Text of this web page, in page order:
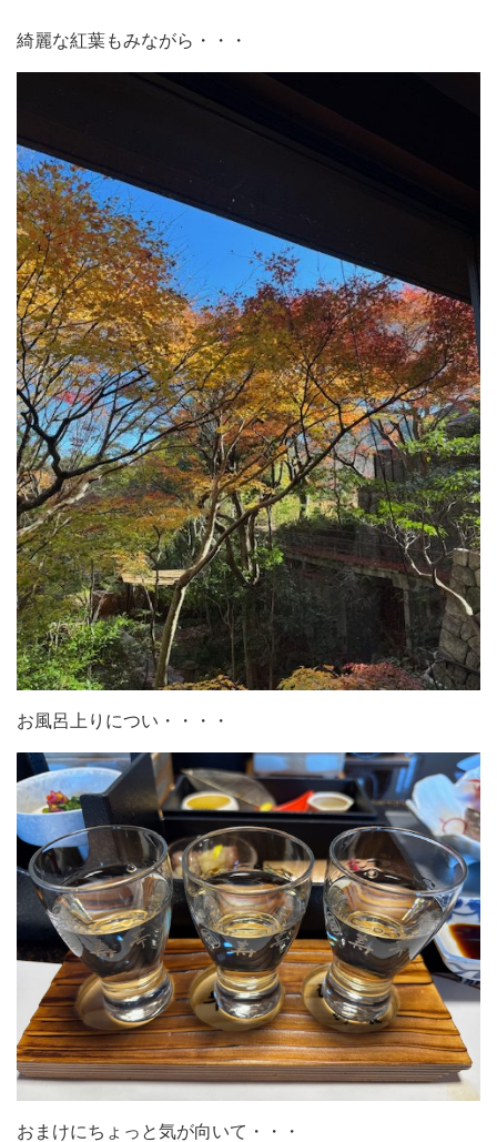
綺麗な紅葉もみながら・・・
お風呂上りについ・・・・
おまけにちょっと気が向いて・・・